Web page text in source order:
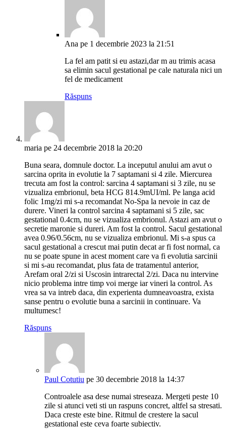
Ana pe 1 decembrie 2023 la 21:51
La fel am patit si eu astazi,dar m au trimis acasa
sa elimin sacul gestational pe cale naturala nici un
fel de medicament
Răspuns
maria pe 24 decembrie 2018 la 20:20
Buna seara, domnule doctor. La inceputul anului am avut o
sarcina oprita in evolutie la 7 saptamani si 4 zile. Miercurea
trecuta am fost la control: sarcina 4 saptamani si 3 zile, nu se
vizualiza embrionul, beta HCG 814.9mUI/ml. Pe langa acid
folic 1mg/zi mi s-a recomandat No-Spa la nevoie in caz de
durere. Vineri la control sarcina 4 saptamani si 5 zile, sac
gestational 0.4cm, nu se vizualiza embrionul. Astazi am avut o
secretie maronie si dureri. Am fost la control. Sacul gestational
avea 0.96/0.56cm, nu se vizualiza embrionul. Mi s-a spus ca
sacul gestational a crescut mai putin decat ar fi fost normal, ca
nu se poate spune in acest moment care va fi evolutia sarcinii
si mi s-au recomandat, plus fata de tratamentul anterior,
Arefam oral 2/zi si Uscosin intrarectal 2/zi. Daca nu intervine
nicio problema intre timp voi merge iar vineri la control. As
vrea sa va intreb daca, din experienta dumneavoastra, exista
sanse pentru o evolutie buna a sarcinii in continuare. Va
multumesc!
Răspuns
Paul Cotutiu pe 30 decembrie 2018 la 14:37
Controalele asa dese numai streseaza. Mergeti peste 10
zile si atunci veti sti un raspuns concret, altfel sa stresati.
Daca creste este bine. Ritmul de crestere la sacul
gestational este ceva foarte subiectiv.